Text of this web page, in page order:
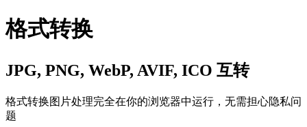
格式转换
JPG, PNG, WebP, AVIF, ICO 互转
格式转换图片处理完全在你的浏览器中运行，无需担心隐私问
题